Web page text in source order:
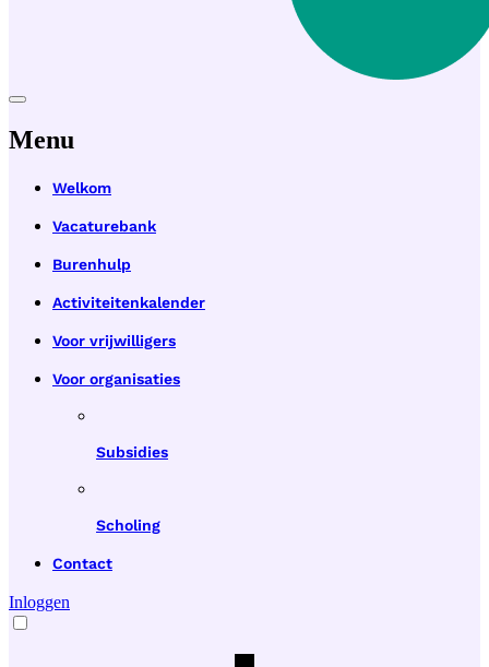
Menu
Welkom
Vacaturebank
Burenhulp
Activiteitenkalender
Voor vrijwilligers
Voor organisaties
Subsidies
Scholing
Contact
Inloggen